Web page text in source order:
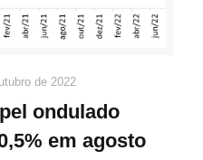
de 2022
ondulado
em agosto